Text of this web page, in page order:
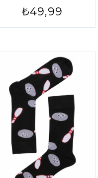
₺49,99